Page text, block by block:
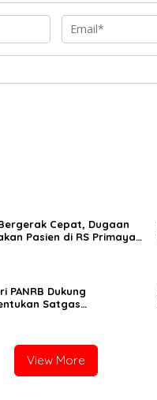
Cepat, Dugaan
Pasien di RS Primaya
PANRB Dukung
Satgas
View More